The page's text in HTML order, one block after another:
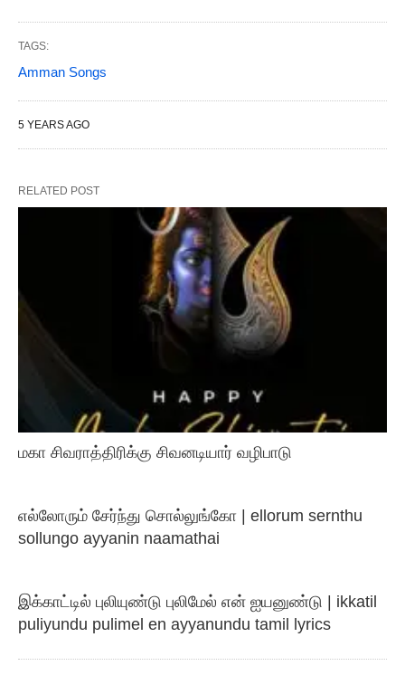
TAGS:
Amman Songs
5 YEARS AGO
RELATED POST
மகா சிவராத்திரிக்கு சிவனடியார் வழிபாடு
எல்லோரும் சேர்ந்து சொல்லுங்கோ | ellorum sernthu
sollungo ayyanin naamathai
இக்காட்டில் புலியுண்டு புலிமேல் என் ஐயனுண்டு | ikkatil
puliyundu pulimel en ayyanundu tamil lyrics